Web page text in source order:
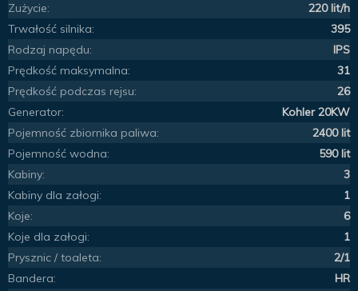
Zużycie:
220 lit/h
Trwałość silnika:
395
Rodzaj napędu:
IPS
Prędkość maksymalna:
31
Prędkość podczas rejsu:
26
Generator:
Kohler 20KW
Pojemność zbiornika paliwa:
2400 lit
Pojemność wodna:
590 lit
Kabiny:
3
Kabiny dla załogi:
1
Koje:
6
Koje dla załogi:
1
Prysznic / toaleta:
2/1
Bandera:
HR